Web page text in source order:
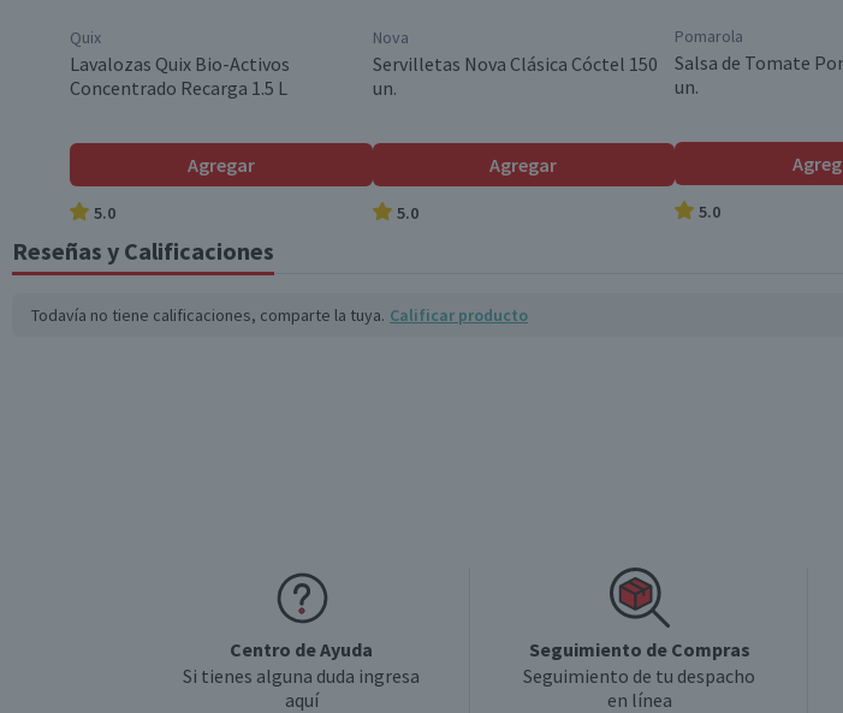
Garantía Mínima Legal Válida hasta su fecha de caducidad
Garantía Proveedor Válida hasta su fecha de caducidad
Quix
Lavalozas Quix Bio-Activos
Concentrado Recarga 1.5 L
Agregar
5.0
Nova
Servilletas Nova Clásica Cóctel 150
un.
Agregar
5.0
Pomarola
Salsa de Tomate
un.
5.0
Reseñas y Calificaciones
Todavía no tiene calificaciones, comparte la tuya. Calificar producto
Centro de Ayuda
Si tienes alguna duda ingresa
aquí
Seguimiento de Compras
Seguimiento de tu despacho
en línea